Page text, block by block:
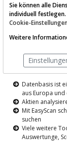
AKTIEN-
Die
TraderFox
Datenbasis ist
aus Europa und
Aktien
Mit EasyScan
suchen
Viele weitere
Auswertunge,
Sie können alle
individuell
Cookie-Einstellungen
Weitere